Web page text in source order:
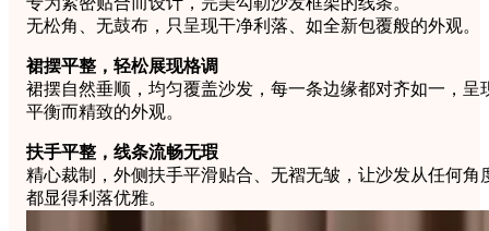
无松角、无鼓布，只呈现干净利落、如全新包覆般的外观。
裙摆平整，轻松展现格调
裙摆自然垂顺，均匀覆盖沙发，每一条边缘都对齐如一，呈
平衡而精致的外观。
扶手平整，线条流畅无瑕
精心裁制，外侧扶手平滑贴合、无褶无皱，让沙发从任何角
都显得利落优雅。